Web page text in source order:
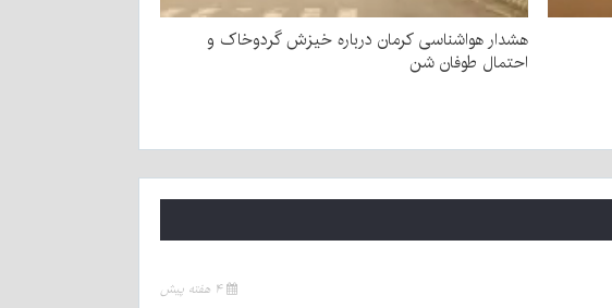
هشدار هواشناسی کرمان درباره خیزش گردوخاک و
احتمال طوفان شن
۴ هفته پیش